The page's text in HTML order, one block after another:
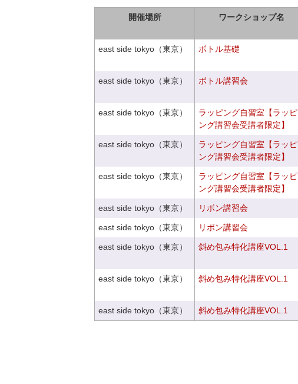
開催場所 ワークショップ名
east side tokyo（東京） ボトル基礎
east side tokyo（東京） ボトル講習会
east side tokyo（東京）
ラッピング自習室【ラッピ
ング講習会受講者限定】
east side tokyo（東京）
ラッピング自習室【ラッピ
ング講習会受講者限定】
east side tokyo（東京）
ラッピング自習室【ラッピ
ング講習会受講者限定】
east side tokyo（東京） リボン講習会
east side tokyo（東京） リボン講習会
east side tokyo（東京） 斜め包み特化講座VOL.1
east side tokyo（東京） 斜め包み特化講座VOL.1
east side tokyo（東京） 斜め包み特化講座VOL.1